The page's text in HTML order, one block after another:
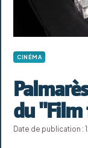
CINÉMA
du "Film
Date de publication :